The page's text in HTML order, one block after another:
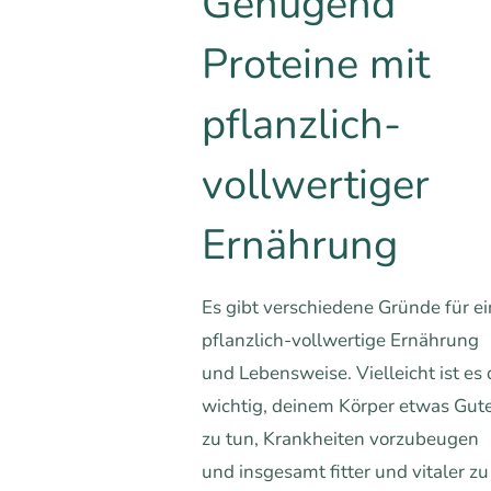
Proteine mit
pflanzlich-
vollwertiger
Ernährung
Es gibt verschiedene Gründe für
pflanzlich-vollwertige Ernährung
und Lebensweise. Vielleicht ist es
wichtig, deinem Körper etwas
zu tun, Krankheiten vorzubeugen
und insgesamt fitter und vitaler zu